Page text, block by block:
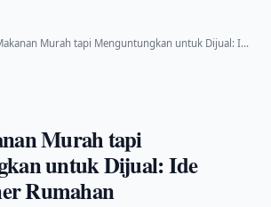
Murah tapi Menguntungkan untuk Dijual: I…
Murah tapi
untuk Dijual: Ide
Rumahan